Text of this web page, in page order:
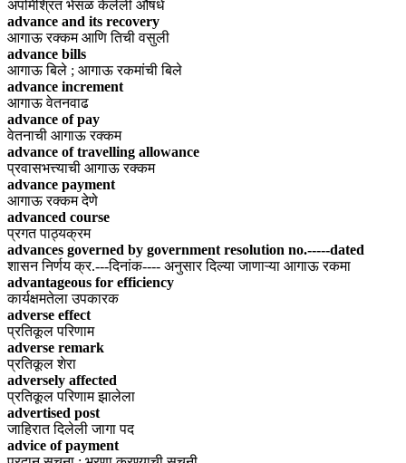
अपमिश्रित भेसळ केलेली औषधे
advance and its recovery
आगाऊ रक्कम आणि तिची वसुली
advance bills
आगाऊ बिले ; आगाऊ रकमांची बिले
advance increment
आगाऊ वेतनवाढ
advance of pay
वेतनाची आगाऊ रक्कम
advance of travelling allowance
प्रवासभत्त्याची आगाऊ रक्कम
advance payment
आगाऊ रक्कम देणे
advanced course
प्रगत पाठ्यक्रम
advances governed by government resolution no.-----dated
शासन निर्णय क्र.---दिनांक---- अनुसार दिल्या जाणाऱ्या आगाऊ रकमा
advantageous for efficiency
कार्यक्षमतेला उपकारक
adverse effect
प्रतिकूल परिणाम
adverse remark
प्रतिकूल शेरा
adversely affected
प्रतिकूल परिणाम झालेला
advertised post
जाहिरात दिलेली जागा पद
advice of payment